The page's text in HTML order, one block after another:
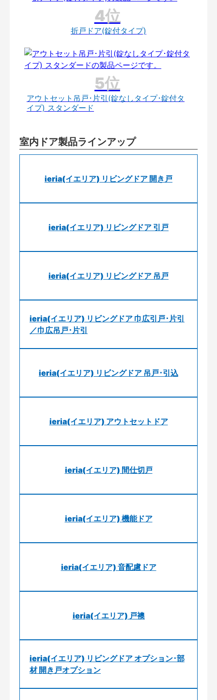
折戸ドア(錠付タイプ)
アウトセット吊戸･片引(錠なしタイプ･錠付タ
イプ) スタンダード
室内ドア製品ラインアップ
ieria(イエリア) リビングドア 開き戸
ieria(イエリア) リビングドア 引戸
ieria(イエリア) リビングドア 吊戸
ieria(イエリア) リビングドア 巾広引戸･片引
／巾広吊戸･片引
ieria(イエリア) リビングドア 吊戸･引込
ieria(イエリア) アウトセットドア
ieria(イエリア) 間仕切戸
ieria(イエリア) 機能ドア
ieria(イエリア) 音配慮ドア
ieria(イエリア) 戸襖
ieria(イエリア) リビングドア オプション･部
材 開き戸オプション